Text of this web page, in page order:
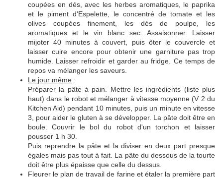
coupées en dés, avec les herbes aromatiques, le paprika
et le piment d'Espelette, le concentré de tomate et les
olives coupées finement, les dés de poulpe, les
aromatiques et le vin blanc sec. Assaisonner. Laisser
mijoter 40 minutes à couvert, puis ôter le couvercle et
laisser cuire encore pour obtenir une garniture pas trop
humide. Laisser refroidir et garder au fridge. Ce temps de
repos va mélanger les saveurs.
Le jour même :
Préparer la pâte à pain. Mettre les ingrédients (liste plus
haut) dans le robot et mélanger à vitesse moyenne (V 2 du
Kitchen Aid) pendant 10 minutes, puis un minute en vitesse
3, pour aider le gluten à se développer. La pâte doit être en
boule. Couvrir le bol du robot d'un torchon et laisser
pousser 1 h 30.
Puis reprendre la pâte et la diviser en deux part presque
égales mais pas tout à fait. La pâte du dessous de la tourte
doit être plus épaisse que celle du dessus.
Fleurer le plan de travail de farine et étaler la première part